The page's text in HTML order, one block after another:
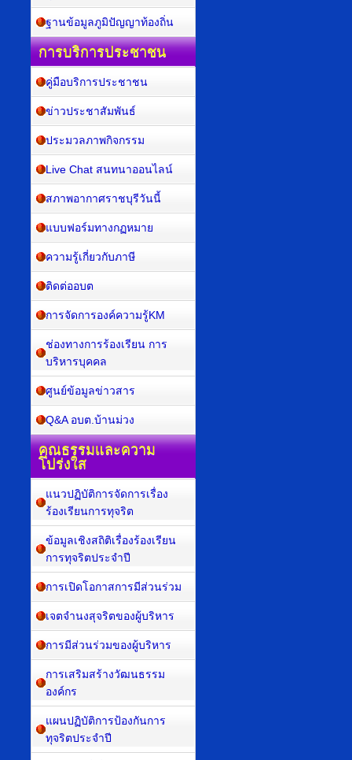
ฐานข้อมูลภูมิปัญญาท้องถิ่น
การบริการประชาชน
คู่มือบริการประชาชน
ข่าวประชาสัมพันธ์
ประมวลภาพกิจกรรม
Live Chat สนทนาออนไลน์
สภาพอากาศราชบุรีวันนี้
แบบฟอร์มทางกฏหมาย
ความรู้เกี่ยวกับภาษี
ติดต่ออบต
การจัดการองค์ความรู้KM
ช่องทางการร้องเรียน การ
บริหารบุคคล
ศูนย์ข้อมูลข่าวสาร
Q&A อบต.บ้านม่วง
คุณธรรมและความ
โปร่งใส
แนวปฏิบัติการจัดการเรื่อง
ร้องเรียนการทุจริต
ข้อมูลเชิงสถิติเรื่องร้องเรียน
การทุจริตประจำปี
การเปิดโอกาสการมีส่วนร่วม
เจตจำนงสุจริตของผู้บริหาร
การมีส่วนร่วมของผู้บริหาร
การเสริมสร้างวัฒนธรรม
องค์กร
แผนปฏิบัติการป้องกันการ
ทุจริตประจำปี